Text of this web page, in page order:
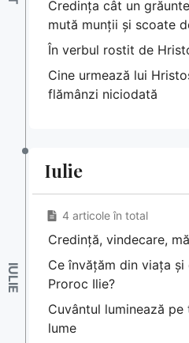
Credința cât un
mută munții și scoate
În verbul rostit de
Cine urmează lui
flămânzi niciodată
Iulie
4 articole în total
Credință, vindecare,
Ce învățăm din viața
Proroc Ilie?
Cuvântul luminează
lume